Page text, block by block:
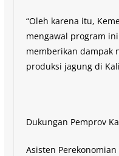
“Oleh karena itu,
mengawal program
memberikan dampak
produksi jagung di
Dukungan Pemprov
Asisten